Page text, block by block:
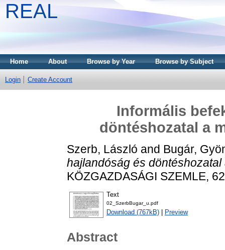
REAL
Home About Browse by Year Browse by Subject
Login Create Account
Informális
döntéshozatal a
Szerb, László and Bugár,
hajlandóság és
KÖZGAZDASÁGI SZEMLE,
Text
02_SzerbBugar_u.pdf
Download (767kB) Preview
Abstract